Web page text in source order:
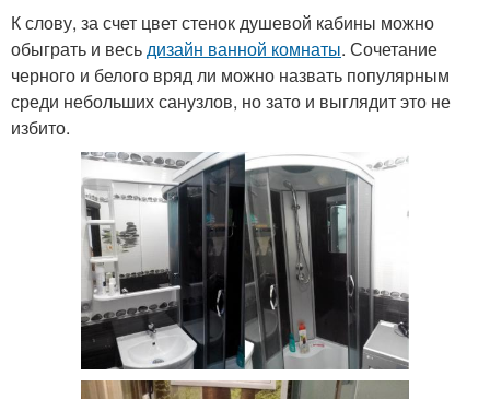
К слову, за счет цвет стенок душевой кабины можно
обыграть и весь дизайн ванной комнаты. Сочетание
черного и белого вряд ли можно назвать популярным
среди небольших санузлов, но зато и выглядит это не
избито.